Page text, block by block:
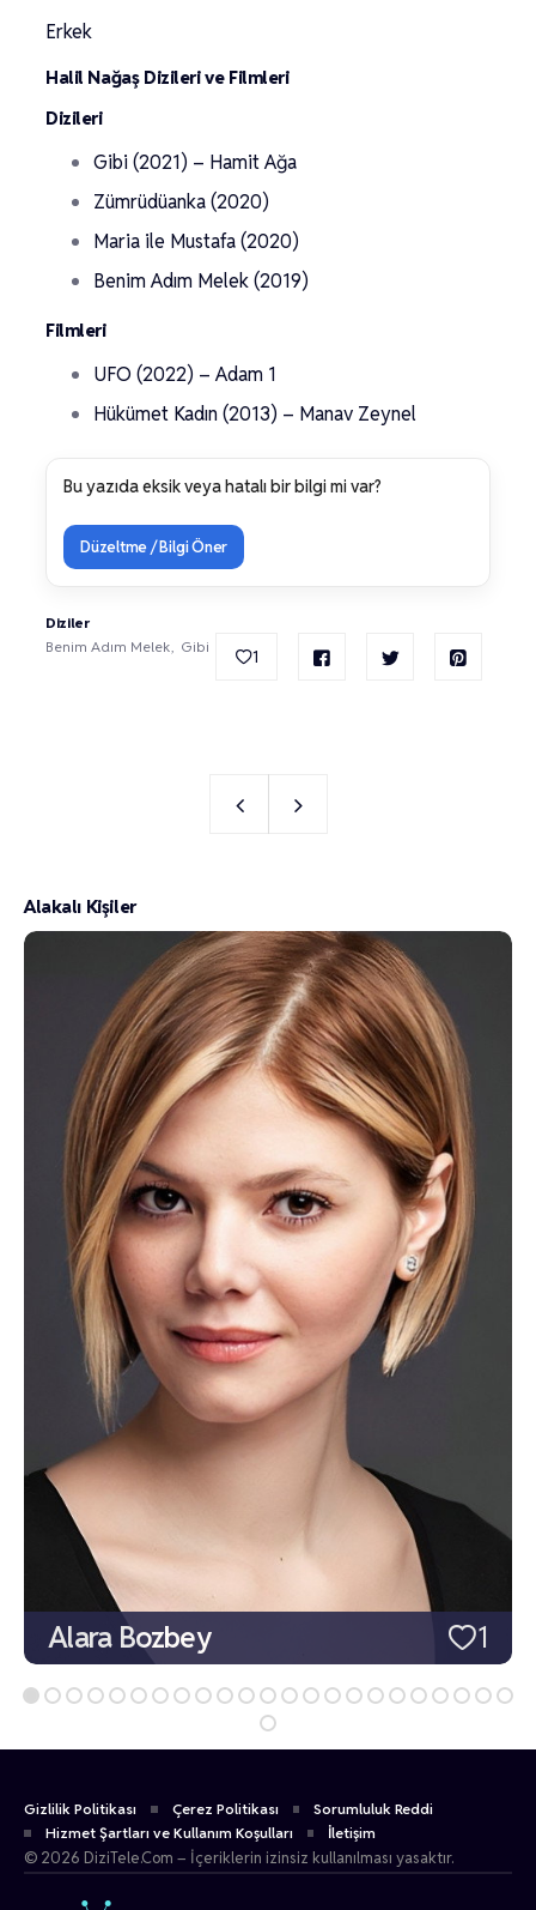
Erkek
Halil Nağaş Dizileri ve Filmleri
Dizileri
Gibi (2021) – Hamit Ağa
Zümrüdüanka (2020)
Maria ile Mustafa (2020)
Benim Adım Melek (2019)
Filmleri
UFO (2022) – Adam 1
Hükümet Kadın (2013) – Manav Zeynel
Bu yazıda eksik veya hatalı bir bilgi mi var?
Düzeltme / Bilgi Öner
Diziler
Benim Adım Melek
Gibi 1
Alakalı Kişiler
1
Alara Bozbey
Gizlilik Politikası Çerez Politikası
Sorumluluk Reddi
Hizmet Şartları ve Kullanım Koşulları
İletişim
© 2026 DiziTele.Com – İçeriklerin izinsiz kullanılması yasaktır.